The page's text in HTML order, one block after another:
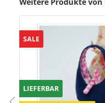
SALE
LIEFERBAR